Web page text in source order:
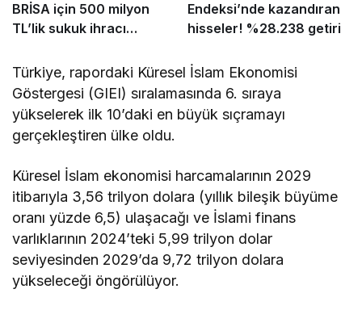
BRİSA için 500 milyon
TL’lik sukuk ihracı
Endeksi’nde kazandıran
hisseler! %28.238 getiri
Türkiye, rapordaki Küresel İslam Ekonomisi
Göstergesi (GIEI) sıralamasında 6. sıraya
yükselerek ilk 10’daki en büyük sıçramayı
gerçekleştiren ülke oldu.
Küresel İslam ekonomisi harcamalarının 2029
itibarıyla 3,56 trilyon dolara (yıllık bileşik büyüme
oranı yüzde 6,5) ulaşacağı ve İslami finans
varlıklarının 2024’teki 5,99 trilyon dolar
seviyesinden 2029’da 9,72 trilyon dolara
yükseleceği öngörülüyor.